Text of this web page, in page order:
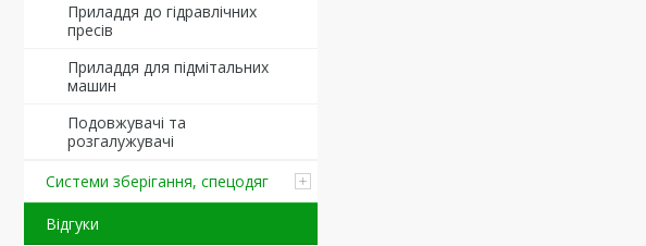
Приладдя до гідравлічних
пресів
Приладдя для підмітальних
машин
Подовжувачі та
розгалужувачі
Системи зберігання, спецодяг
Відгуки